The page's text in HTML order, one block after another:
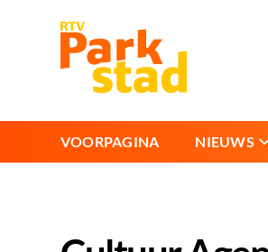
VOORPAGINA NIEUWS